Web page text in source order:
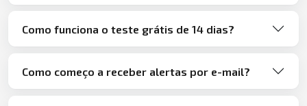
Como funciona o teste grátis de 14 dias?
Como começo a receber alertas por e-mail?